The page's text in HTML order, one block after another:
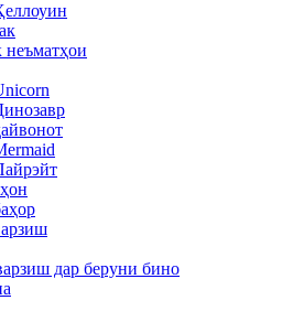
дар беруни бино